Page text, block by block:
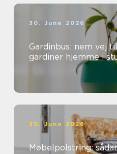
30. June 2026
Gardinbus: nem vej
gardiner hjemme i
30. June 2026
Møbelpolstring: